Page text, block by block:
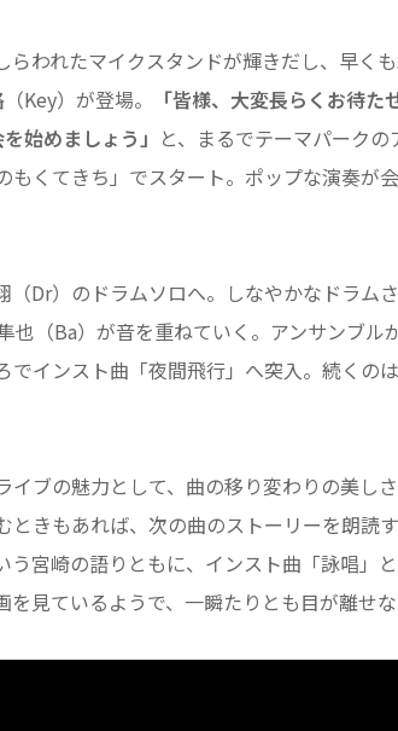
らわれたマイクスタンドが輝きだし、早く
Key）が登場。
「皆様、大変長らくお待た
始めましょう」 と、まるでテーマパーク
もくてきち」でスタート。ポップな演奏が
（Dr）のドラムソロへ。しなやかなドラム
也（Ba）が音を重ねていく。アンサンブル
でインスト曲「夜間飛行」へ突入。続くの
イブの魅力として、曲の移り変わりの美し
ときもあれば、次の曲のストーリーを朗読
う宮崎の語りともに、インスト曲「詠唱」
見ているようで、一瞬たりとも目が離せな